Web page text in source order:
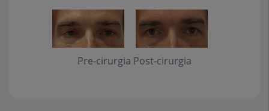
Pre-cirurgia Post-cirurgia